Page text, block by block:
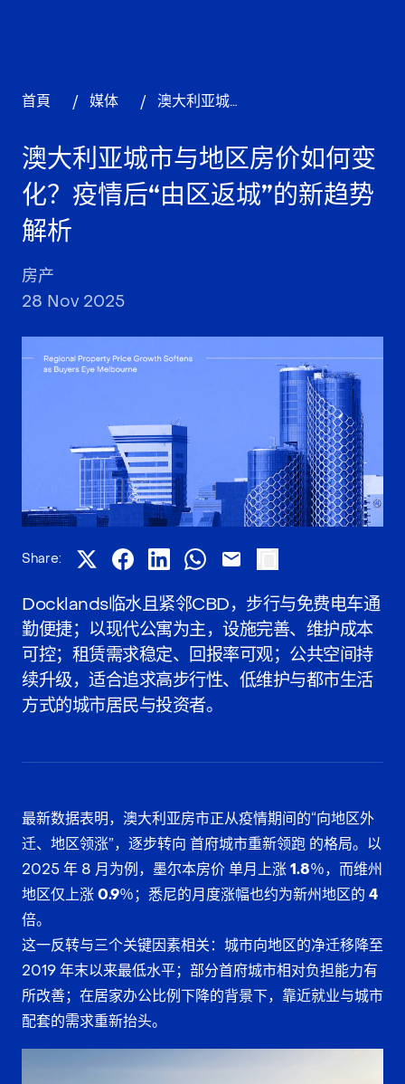
首頁 / 媒体 / 澳大利亚城市与地区房价如何变化？疫情后“由区返城”的新趋势解析
澳大利亚城市与地区房价如何变
化？疫情后“由区返城”的新趋势
解析
房产
28 Nov 2025
Share:
Docklands临水且紧邻CBD，步行与免费电车通
勤便捷；以现代公寓为主，设施完善、维护成本
可控；租赁需求稳定、回报率可观；公共空间持
续升级，适合追求高步行性、低维护与都市生活
方式的城市居民与投资者。
最新数据表明，澳大利亚房市正从疫情期间的“向地区外
迁、地区领涨”，逐步转向 首府城市重新领跑 的格局。以
2025 年 8 月为例，墨尔本房价单月上涨 1.8％，而维州
地区仅上涨0.9％；悉尼的月度涨幅也约为新州地区的 4
倍。
这一反转与三个关键因素相关：城市向地区的净迁移降至
2019 年末以来最低水平；部分首府城市相对负担能力有
所改善；在居家办公比例下降的背景下，靠近就业与城市
配套的需求重新抬头。